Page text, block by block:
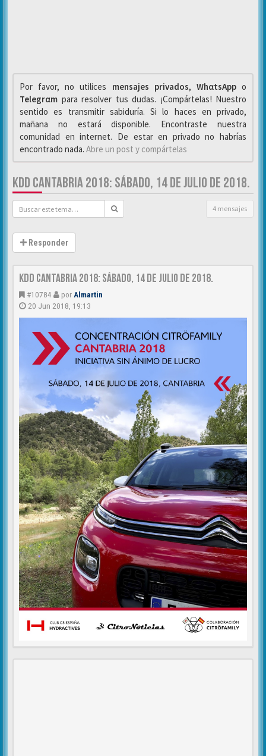
Por favor, no utilices mensajes privados, WhαtsAppo
Telegrαm para resolver tus dudas. ¡Compártelas! Nuestro
sentido es transmitir sabiduría. Si lo haces en privado,
mañana no estará disponible. Encontraste nuestra
comunidad en internet. De estar en privado no habrías
encontrado nada. Abre un post y compártelas
KDD CANTABRIA 2018: SÁBADO, 14 DE JULIO DE 2018.
4 mensajes
Responder
KDD Cantabria 2018: Sábado, 14 de Julio de 2018.
#10784 por Almartin
20 Jun 2018, 19:13